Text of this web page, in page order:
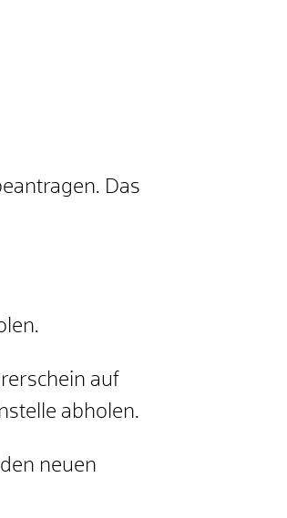
Das
auf
abholen.
neuen